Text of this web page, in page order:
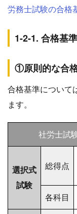
労務士試験の合格
1-2-1. 合格基
①原則的な合
合格基準について
ます。
社労士試
選択式
試験
総得点
各科目